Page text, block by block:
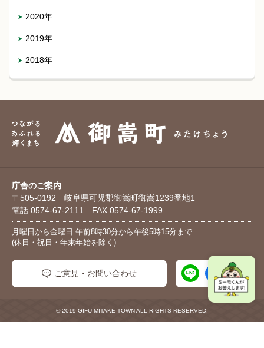
2020年
2019年
2018年
庁舎のご案内
〒505-0192 岐阜県可児郡御嵩町御嵩1239番地1
電話 0574-67-2111 FAX 0574-67-1999
月曜日から金曜日 午前8時30分から午後5時15分まで
(休日・祝日・年末年始を除く)
ご意見・お問い合わせ
© 2019 GIFU MITAKE TOWN ALL RIGHTS RESERVED.